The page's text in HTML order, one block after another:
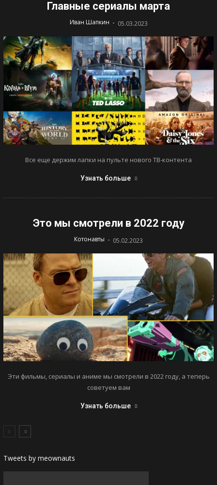
Главные сериалы марта
Иван Шапкин - 05.03.2023
Все еще держим лапки на пульте нового ТВ-контента
Узнать больше
Это мы смотрели в 2022 году
Котонавты - 05.02.2023
Эти фильмы, сериалы и аниме мы смотрели в 2022 году, а теперь
советуем вам
Узнать больше
Tweets by meownauts